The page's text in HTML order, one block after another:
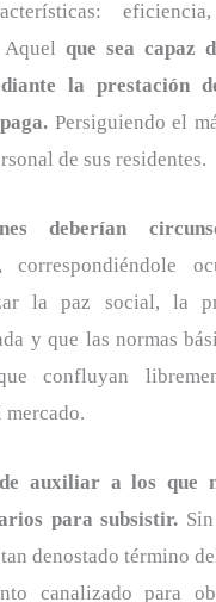
Aquel que sea capaz
la prestación
Persiguiendo el
de sus residentes.
deberían
, correspondiéndole
la paz social, la
y que las normas
confluyan
mercado.
auxiliar a los que
para subsistir.
denostado término
canalizado para